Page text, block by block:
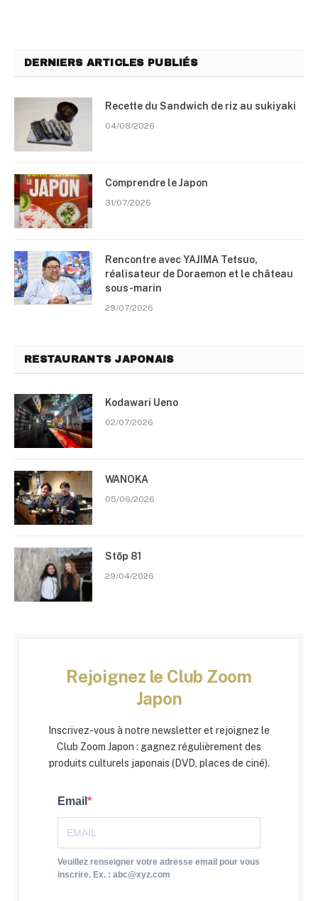
DERNIERS ARTICLES PUBLIÉS
Recette du Sandwich de riz au sukiyaki
04/08/2026
Comprendre le Japon
31/07/2026
Rencontre avec YAJIMA Tetsuo,
réalisateur de Doraemon et le château
sous-marin
29/07/2026
RESTAURANTS JAPONAIS
Kodawari Ueno
02/07/2026
WANOKA
05/06/2026
Stōp 81
29/04/2026
Rejoignez le Club Zoom
Japon
Inscrivez-vous à notre newsletter et rejoignez le
Club Zoom Japon : gagnez régulièrement des
produits culturels japonais (DVD, places de ciné).
Email
Veuillez renseigner votre adresse email pour vous
inscrire. Ex. : abc@xyz.com